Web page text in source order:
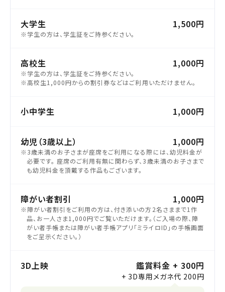
大学生 1,500円
※学生の方は、学生証をご持参ください。
高校生 1,000円
※学生の方は、学生証をご持参ください。
※高校生1,000円からの割引券などはご利用いただけません。
小中学生 1,000円
幼児（3歳以上） 1,000円
※3歳未満のお子さまが座席をご利用になる際には、幼児料金が
必要です。 座席のご利用有無に関わらず、3歳未満のお子さまで
も幼児料金を頂戴する作品もございます。
障がい者割引 1,000円
※障がい者割引をご利用の方は、付き添いの方2名さままで1作
品、お一人さま1,000円でご覧いただけます。（ご入場の際、障
がい者手帳または障がい者手帳アプリ「ミライロID」の手帳画面
をご呈示ください。）
3D上映 鑑賞料金 + 300円
+ 3D専用メガネ代 200円